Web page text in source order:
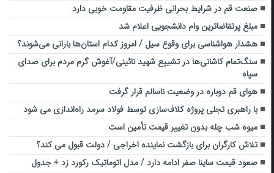
صنعت قم در شرایط بحرانی ظرفیت مقاومت خوبی دارد
مبلغ پرتقاضاترین وام دانشجویی اعلام شد
هشدار هواشناسی برای وقوع سیل / امروز کدام استان‌ها بارانی می‌شوند؟
سنگ‌تمام کاشانی‌ها در تشییع شهید نائینی/آغوش گرم مردم برای صدای
سپاه
هوای قم دوباره در وضعیت ناسالم قرار گرفت
با راهبری تجلی پروژه کلاف‌سازی توسط فولاد سرمد راه‌اندازی می شود
میوه شب چله بدون تغییر قیمت تأمین است
تلاش کارگران برای بازگشت نماینده اخراجی / دولت قبول می کند؟
صعود قیمت ساینا صفر ادامه دارد / مدل اتوماتیک رکورد زد + جدول